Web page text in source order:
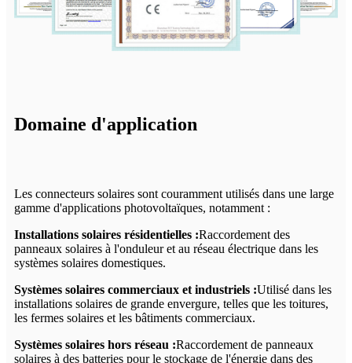
Domaine d'application
Les connecteurs solaires sont couramment utilisés dans une large
gamme d'applications photovoltaïques, notamment :
Installations solaires résidentielles :Raccordement des
panneaux solaires à l'onduleur et au réseau électrique dans les
systèmes solaires domestiques.
Systèmes solaires commerciaux et industriels :Utilisé dans les
installations solaires de grande envergure, telles que les toitures,
les fermes solaires et les bâtiments commerciaux.
Systèmes solaires hors réseau :Raccordement de panneaux
solaires à des batteries pour le stockage de l'énergie dans des